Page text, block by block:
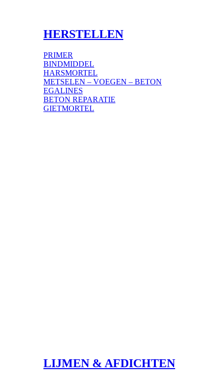
HERSTELLEN
PRIMER
BINDMIDDEL
HARSMORTEL
METSELEN – VOEGEN – BETON
EGALINES
BETON REPARATIE
GIETMORTEL
LIJMEN & AFDICHTEN